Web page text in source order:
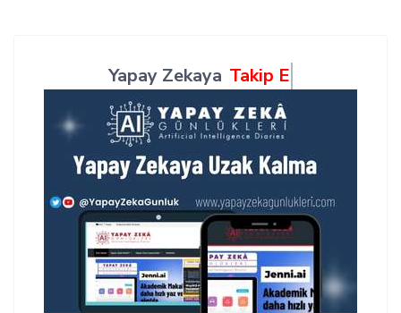
Yapay Zekaya Takip Et